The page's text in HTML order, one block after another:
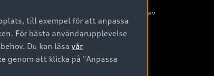
3G nätet stängs ned - Hur påverkas min bil av
till exempel för att anpassa
För bästa användarupplevelse
Du kan läsavår
genom att klicka på "Anpassa